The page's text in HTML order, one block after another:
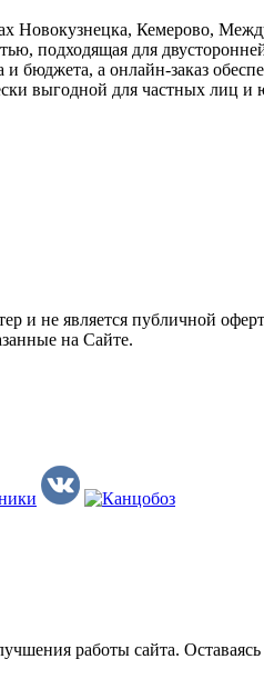
Новокузнецка, Кемерово,
подходящая для
и бюджета, а онлайн-заказ
выгодной для частных лиц и
и не является публичной
на Сайте.
работы сайта.